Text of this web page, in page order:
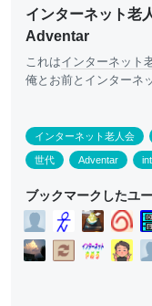
インターネット老
Adventar
これはインターネット
俺とお前とインターネ
インターネット老人会
世代 Adventar
ブックマークしたユ